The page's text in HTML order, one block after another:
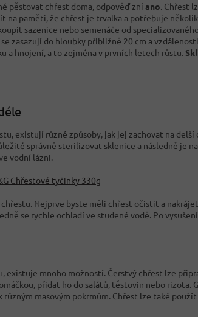
pěstovat chřest doma, odpověď zní ano. Chřest
na paměti, že chřest je trvalka a potřebuje
sazenice nebo semenáče od
zasazují do hloubky přibližně 20 cm a
a hnojení, a to zejména v prvních letech růstu.
existují různé způsoby, jak jej zachovat na delší
správně sterilizovat sklenice a následně je
vodní lázni.
Chřestové tyčinky 330g
chřestu. Nejprve byste měli chřest očistit a
se rychle ochladí ve studené vodě. Po
existuje mnoho možností. Čerstvý chřest lze
přidat ho do salátů, těstovin nebo rizota.
masovým pokrmům. Chřest lze také